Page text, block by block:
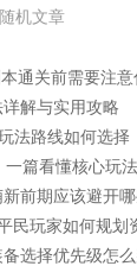
随机文章
通关前需要注意
解与实用攻略
法路线如何选择
一篇看懂核心玩法
新前期应该避开
民玩家如何规划
备选择优先级怎